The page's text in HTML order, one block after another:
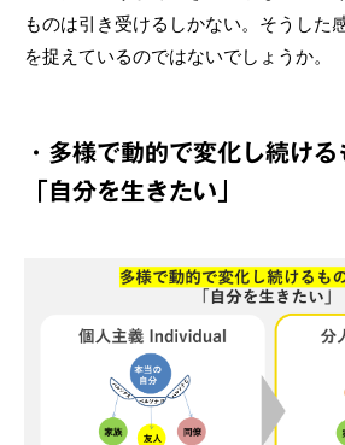
ものは引き受けるしかない。そうした
を捉えているのではないでしょうか。
・多様で動的で変化し続け
「自分を生きたい」